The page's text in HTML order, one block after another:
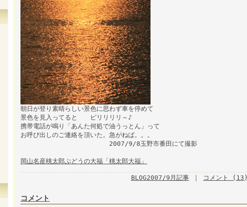
朝日が登り素晴らしい景色に思わず車を停めて
景色を見入ってると ピリリリリ～♪
携帯電話が鳴り「あんた何処で油うっとん」って
お呼び出しのご連絡を頂いた。急がねば。。。
2007/9/8玉野市番田にて撮影
岡山名産桃太郎ぶどうの大福「桃太郎大福」
BLOG2007/9月記事 ｜ コメント (13)
コメント